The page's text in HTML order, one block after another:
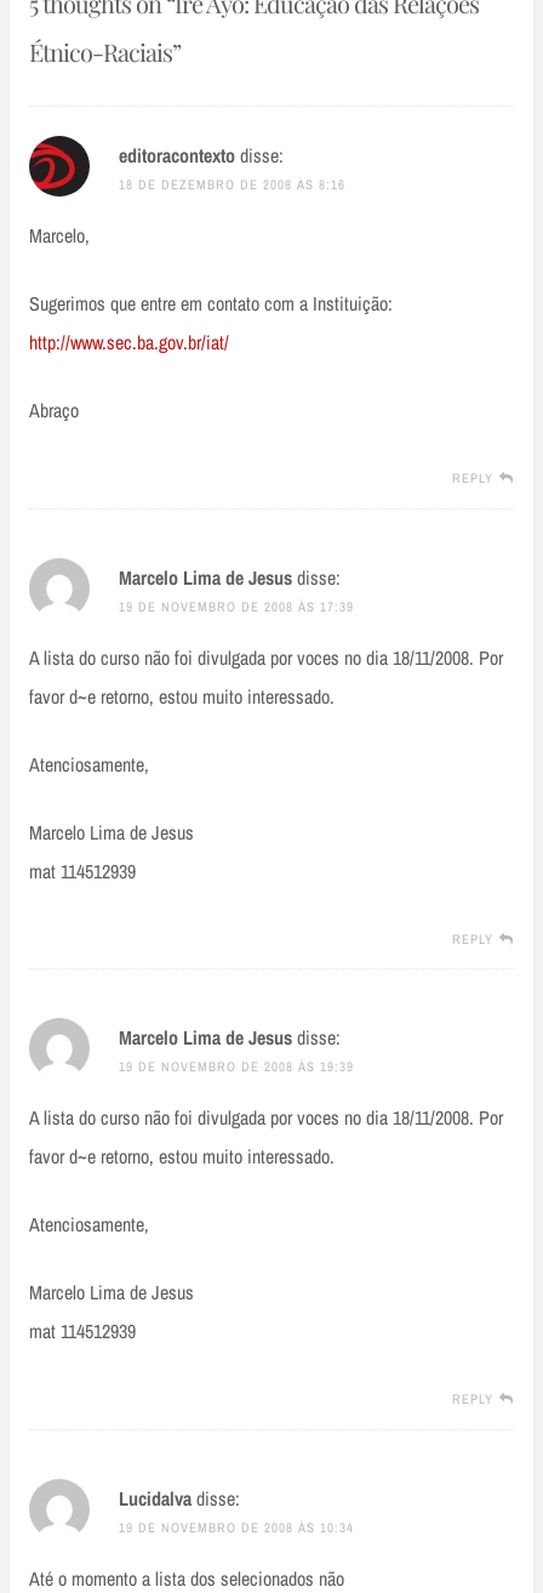
Étnico-Raciais”
editoracontextodisse:
18 DE DEZEMBRO DE 2008 ÀS 8:16
Marcelo,
Sugerimos que entre em contato com a Instituição:
http://www.sec.ba.gov.br/iat/
Abraço
REPLY
Marcelo Lima de Jesusdisse:
19 DE NOVEMBRO DE 2008 ÀS 17:39
A lista do curso não foi divulgada por voces no dia 18/11/2008. Por
favor d~e retorno, estou muito interessado.
Atenciosamente,
Marcelo Lima de Jesus
mat 114512939
REPLY
Marcelo Lima de Jesusdisse:
19 DE NOVEMBRO DE 2008 ÀS 19:39
A lista do curso não foi divulgada por voces no dia 18/11/2008. Por
favor d~e retorno, estou muito interessado.
Atenciosamente,
Marcelo Lima de Jesus
mat 114512939
REPLY
Lucidalvadisse:
19 DE NOVEMBRO DE 2008 ÀS 10:34
Até o momento a lista dos selecionados não